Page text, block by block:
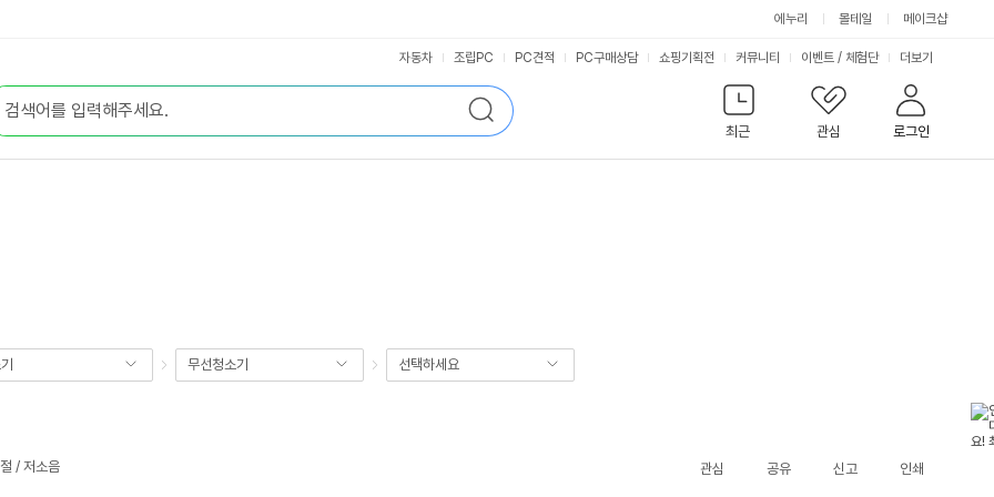
에누리 몰테일 메이크샵
검
색
최근
관심 로그인
자동차 조립PC PC견적 PC구매상담 쇼핑기획전 커뮤니티 이벤트 / 체험단 서
비
스
더보기
무선청소기 선택하세요
/ 저소음 관심 공유 신고 인쇄